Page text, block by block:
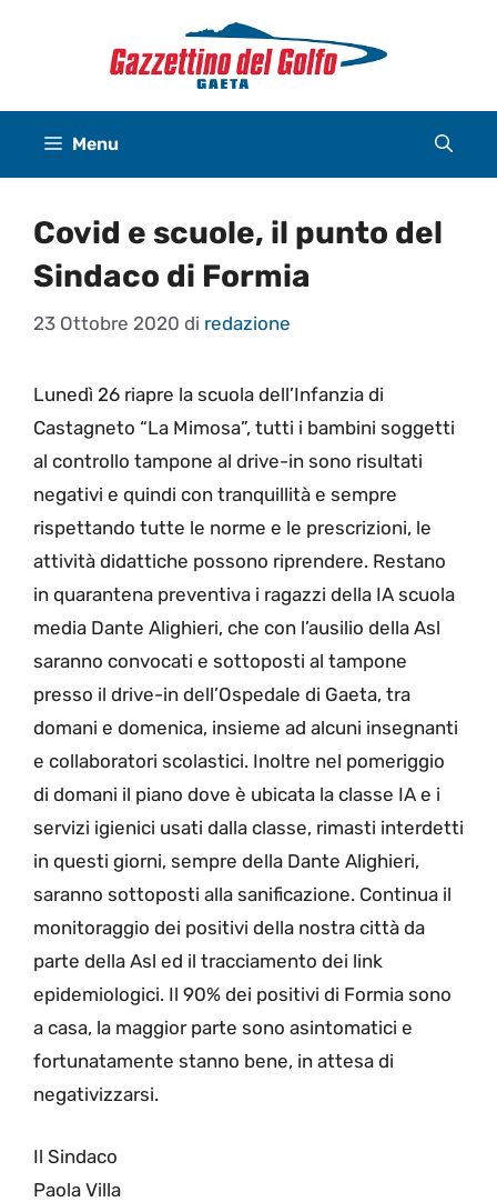
Menu
Covid e scuole, il punto del
Sindaco di Formia
23 Ottobre 2020 di redazione
Lunedì 26 riapre la scuola dell’Infanzia di
Castagneto “La Mimosa”, tutti i bambini soggetti
al controllo tampone al drive-in sono risultati
negativi e quindi con tranquillità e sempre
rispettando tutte le norme e le prescrizioni, le
attività didattiche possono riprendere. Restano
in quarantena preventiva i ragazzi della IA scuola
media Dante Alighieri, che con l’ausilio della Asl
saranno convocati e sottoposti al tampone
presso il drive-in dell’Ospedale di Gaeta, tra
domani e domenica, insieme ad alcuni insegnanti
e collaboratori scolastici. Inoltre nel pomeriggio
di domani il piano dove è ubicata la classe IA e i
servizi igienici usati dalla classe, rimasti interdetti
in questi giorni, sempre della Dante Alighieri,
saranno sottoposti alla sanificazione. Continua il
monitoraggio dei positivi della nostra città da
parte della Asl ed il tracciamento dei link
epidemiologici. Il 90% dei positivi di Formia sono
a casa, la maggior parte sono asintomatici e
fortunatamente stanno bene, in attesa di
negativizzarsi.
Il Sindaco
Paola Villa